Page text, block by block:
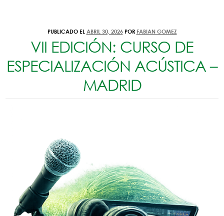
PUBLICADO EL ABRIL 30, 2026 POR FABIAN GOMEZ
VII EDICIÓN: CURSO DE
ESPECIALIZACIÓN ACÚSTICA –
MADRID